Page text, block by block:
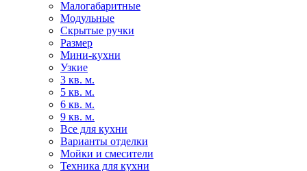
Малогабаритные
Модульные
Скрытые ручки
Размер
Мини-кухни
Узкие
3 кв. м.
5 кв. м.
6 кв. м.
9 кв. м.
Все для кухни
Варианты отделки
Мойки и смесители
Техника для кухни